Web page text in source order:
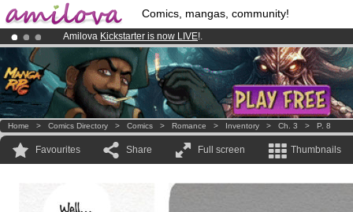
Comics, mangas, community!
Amilova Kickstarter is now LIVE!.
Premium membership from3.95 eurosper month !Get membership
Already 100000membersand 1000 comics & mangas!.
Home > Comics Directory > Comics > Romance > Inventory > Ch. 3 > P. 8
Favourites Share Full screen Thumbnails